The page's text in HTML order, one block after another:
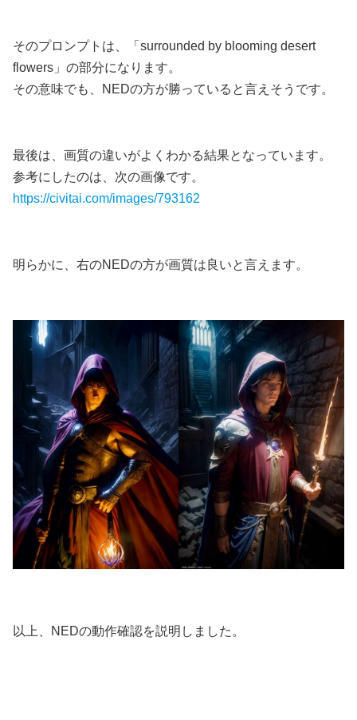
そのプロンプトは、「surrounded by blooming desert
flowers」の部分になります。
その意味でも、NEDの方が勝っていると言えそうです。
最後は、画質の違いがよくわかる結果となっています。
参考にしたのは、次の画像です。
https://civitai.com/images/793162
明らかに、右のNEDの方が画質は良いと言えます。
以上、NEDの動作確認を説明しました。